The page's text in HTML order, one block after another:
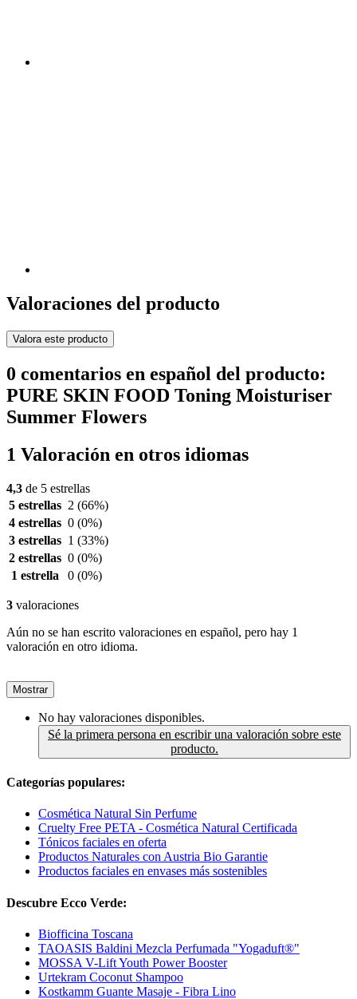
Valoraciones del producto
Valora este producto
0 comentarios en español del producto:
PURE SKIN FOOD Toning Moisturiser
Summer Flowers
1 Valoración en otros idiomas
4,3 de 5 estrellas
5 estrellas 2 (66%)
4 estrellas 0 (0%)
3 estrellas 1 (33%)
2 estrellas 0 (0%)
1 estrella
0 (0%)
3 valoraciones
Aún no se han escrito valoraciones en español, pero hay 1
valoración en otro idioma.
Mostrar
No hay valoraciones disponibles.
Sé la primera persona en escribir una valoración sobre este
producto.
Categorías populares:
Cosmética Natural Sin Perfume
Cruelty Free PETA - Cosmética Natural Certificada
Tónicos faciales en oferta
Productos Naturales con Austria Bio Garantie
Productos faciales en envases más sostenibles
Descubre Ecco Verde:
Biofficina Toscana
TAOASIS Baldini Mezcla Perfumada "Yogaduft®"
MOSSA V-Lift Youth Power Booster
Urtekram Coconut Shampoo
Kostkamm Guante Masaje - Fibra Lino